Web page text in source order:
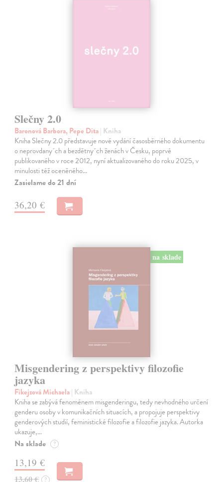
Slečny 2.0
Baronová Barbora, Pepe Dita| Kniha
Kniha Slečny 2.0 představuje nové vydání časosběrného dokumentu
o neprovdany´ch a bezdětny´ch ženách v Česku, poprvé
publikovaného v roce 2012, nyní aktualizovaného do roku 2025, v
minulosti též oceněného…
Zasielame do 21 dní
36,20 €
na sklade
Misgendering z perspektivy filozofie
jazyka
Fikejzová Michaela| Kniha
Kniha se zabývá fenoménem misgenderingu, tedy nevhodného určení
genderu osoby v komunikačních situacích, a propojuje perspektivy
genderových studií, feministické filozofie a filozofie jazyka. Autorka
ukazuje,…
Na sklade ?
13,19 €
13,60 € ?